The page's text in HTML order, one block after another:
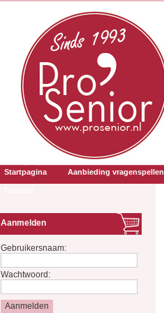
Startpagina Aanbieding vragenspellen
Aanmelden
Gebruikersnaam:
Wachtwoord: